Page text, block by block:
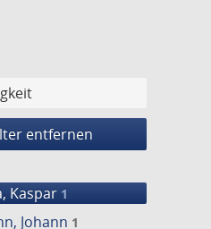
entfernen
Kaspar 1
Johann 1